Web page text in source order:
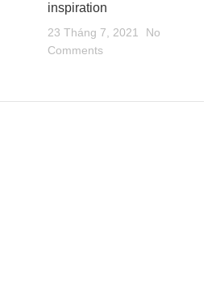
inspiration
23 Tháng 7, 2021
No
Comments